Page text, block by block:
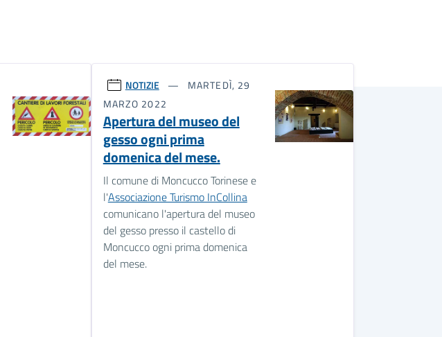
NOTIZIE
MARTEDÌ, 29
MARZO 2022
Apertura del museo del
gesso ogni prima
domenica del mese.
Il comune di Moncucco Torinese e
l'Associazione Turismo InCollina
comunicano l'apertura del museo
del gesso presso il castello di
Moncucco ogni prima domenica
del mese.